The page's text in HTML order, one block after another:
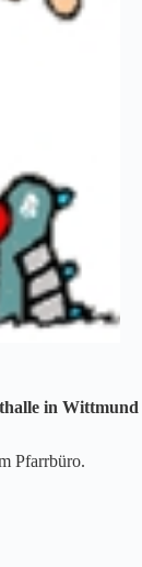
in Wittmund
Pfarrbüro.